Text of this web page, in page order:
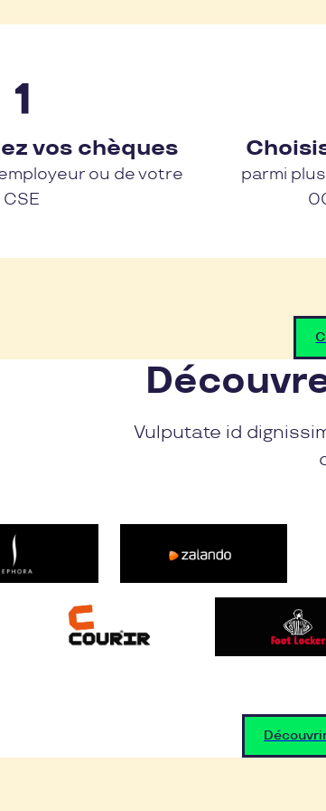
vos chèques
ou de votre
CSE
parmi
Vulputate id